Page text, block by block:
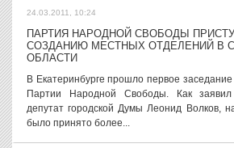
24.03.2011, 10:24
ПАРТИЯ НАРОДНОЙ СВОБОДЫ
СОЗДАНИЮ МЕСТНЫХ ОТДЕЛЕНИЙ В
ОБЛАСТИ
В Екатеринбурге прошло первое заседание
Партии Народной Свободы. Как заявил
депутат городской Думы Леонид Волков,
было принято более...